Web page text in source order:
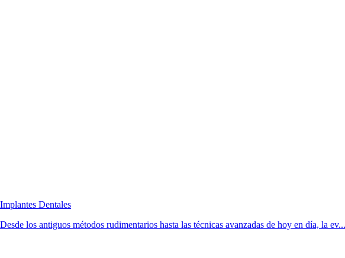
Implantes Dentales
Desde los antiguos métodos rudimentarios hasta las técnicas avanzadas de hoy en día, la ev...